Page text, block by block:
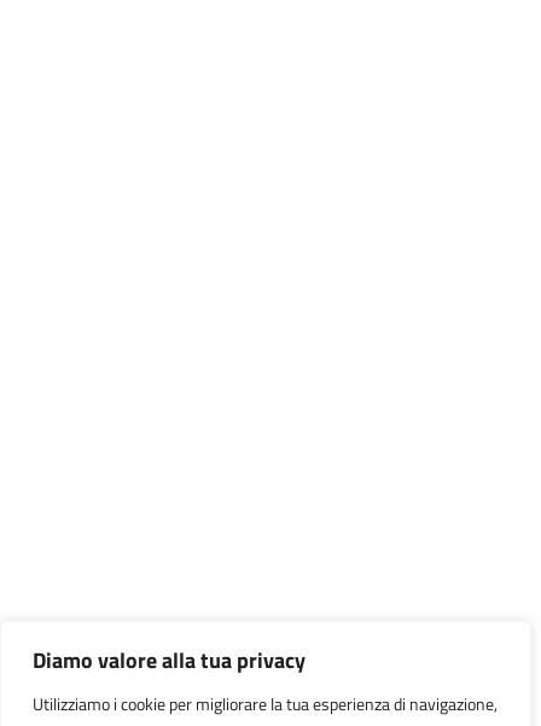
Diamo valore alla tua privacy
Utilizziamo i cookie per migliorare la tua esperienza di navigazione,